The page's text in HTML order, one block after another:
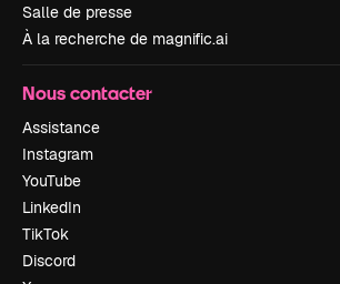
Salle de presse
À la recherche de magnific.ai
Nous contacter
Assistance
Instagram
YouTube
LinkedIn
TikTok
Discord